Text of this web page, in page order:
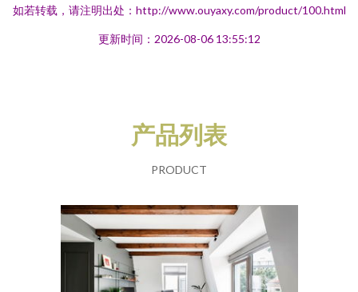
如若转载，请注明出处：http://www.ouyaxy.com/product/100.html
更新时间：2026-08-06 13:55:12
产品列表
PRODUCT